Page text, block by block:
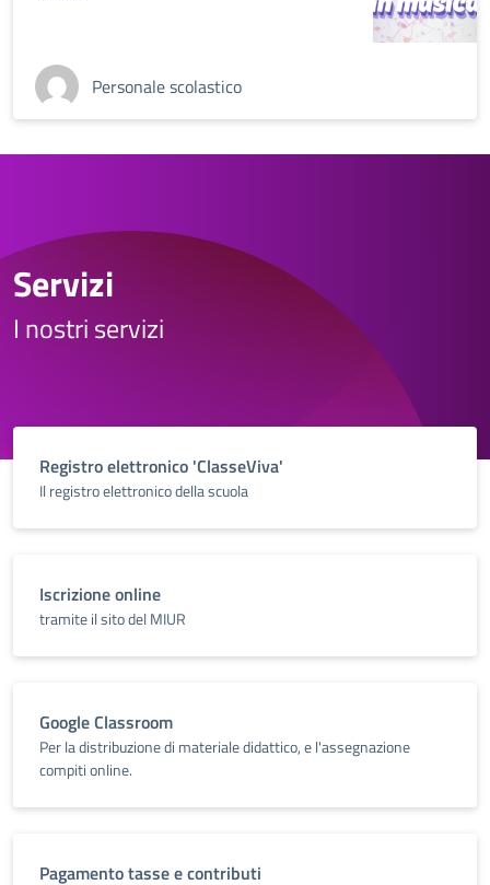
Personale scolastico
Servizi
I nostri servizi
Registro elettronico 'ClasseViva'
Il registro elettronico della scuola
Iscrizione online
tramite il sito del MIUR
Google Classroom
Per la distribuzione di materiale didattico, e l'assegnazione
compiti online.
Pagamento tasse e contributi